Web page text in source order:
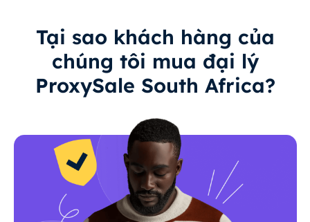
Tại sao khách hàng của
chúng tôi mua đại lý
ProxySale South Africa?